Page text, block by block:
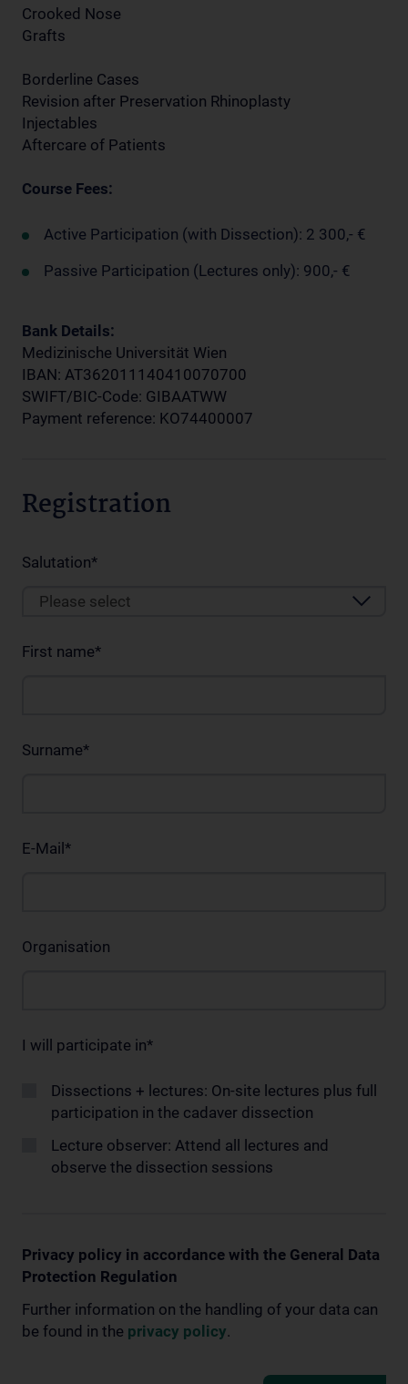
Crooked Nose
Grafts
Borderline Cases
Revision after Preservation Rhinoplasty
Injectables
Aftercare of Patients
Course Fees:
Active Participation (with Dissection): 2 300,- €
Passive Participation (Lectures only): 900,- €
Bank Details:
Medizinische Universität Wien
IBAN: AT362011140410070700
SWIFT/BIC-Code: GIBAATWW
Payment reference: KO74400007
Registration
Salutation*
Please select
First name*
Surname*
E-Mail*
Organisation
I will participate in*
Dissections + lectures: On-site lectures plus full
participation in the cadaver dissection
Lecture observer: Attend all lectures and
observe the dissection sessions
Privacy policy in accordance with the General Data
Protection Regulation
Further information on the handling of your data can
be found in the privacy policy.